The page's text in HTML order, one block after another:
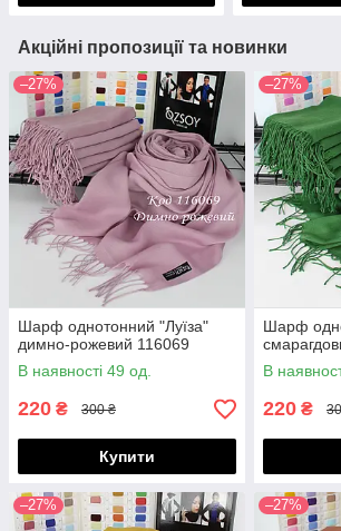
Акційні пропозиції та новинки
–27%
Шарф однотонний "Луїза"
димно-рожевий 116069
В наявності 49 од.
220 ₴ 300 ₴
Купити
–27%
Шарф
В
220 ₴
–27% –27%